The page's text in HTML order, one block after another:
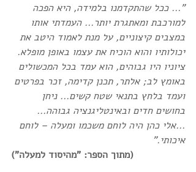
"... ככל שהתקדמנו בלמידה, היא הפכה
למורכבת ומאתגרת יותר... העמדתי אותו
במצבים קיצוניים, על מנת לאמוד היטב את
יכולותיו והוא הוכיח את עצמו באופן מופלא.
ציוניו היו גבוהים, הוא עמד בכל המכשולים
באומץ לב; אלתר, תכנן קדימה, זכר בפרטים
ועמד בלחץ בתנאי שטח קשים... ניחן
בחושים חדים ובאינטליגנציה גבוהה...
...אלי כהן היה לוחם משכמו ומעלה – לוחם
איכותי."
(מתוך הספר: "מהיסוד למעלה")